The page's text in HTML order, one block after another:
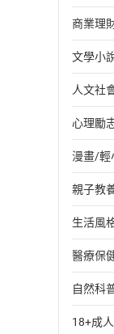
商業理
投資
經濟/
財務/
管理/
職場
成功
行銷/
傳記
商務/
文學小
歐美
日本
韓國
華文
經典
成長/
懸疑/
科幻/
人文社
國際
政治
社會
台灣/
日/韓
其他
法律
心理勵
心靈
人際
兩性
心理
漫畫/輕
輕小
奇幻/
愛情
職場/
懸疑/
親子教
教育
兒童
兒童
育兒
生活風
飲食/
健身/
運動/
醫療保
健康/
常見
自然科
生物
18+成人